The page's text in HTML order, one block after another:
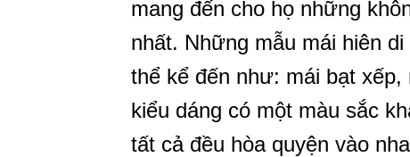
mang đến cho họ những
nhất. Những mẫu mái hiên
thể kể đến như: mái bạt
kiểu dáng có một màu sắc
tất cả đều hòa quyện vào